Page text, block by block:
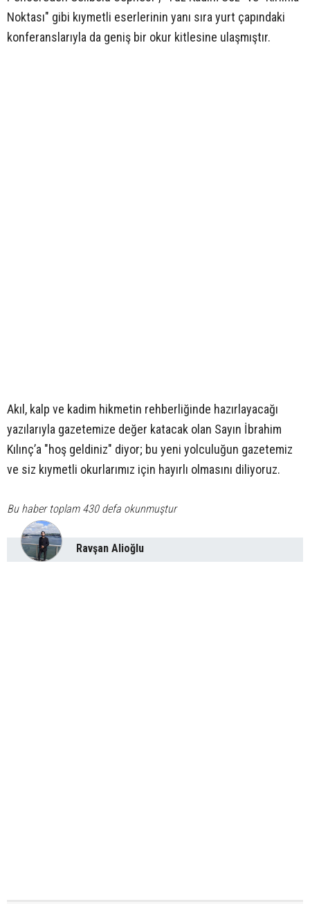
Noktası" gibi kıymetli eserlerinin yanı sıra yurt çapındaki
konferanslarıyla da geniş bir okur kitlesine ulaşmıştır.
Akıl, kalp ve kadim hikmetin rehberliğinde hazırlayacağı
yazılarıyla gazetemize değer katacak olan Sayın İbrahim
Kılınç’a "hoş geldiniz" diyor; bu yeni yolculuğun gazetemiz
ve siz kıymetli okurlarımız için hayırlı olmasını diliyoruz.
Bu haber toplam 430 defa okunmuştur
Ravşan Alioğlu